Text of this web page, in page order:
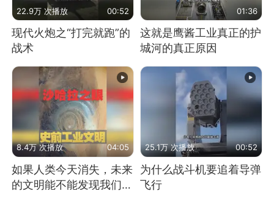
22.9万 次播放 00:52
现代火炮之“打完就跑”的
战术
01:36
这就是鹰酱工业真正的护
城河的真正原因
8.4万 次播放 04:05
如果人类今天消失，未来
的文明能不能发现我们存
25.1万 次播放 00:52
为什么战斗机要追着导弹
飞行